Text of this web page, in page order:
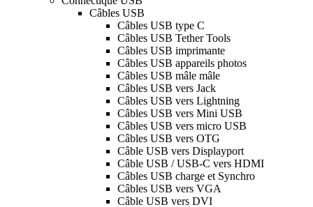
Câbles USB
Câbles USB type C
Câbles USB Tether Tools
Câbles USB imprimante
Câbles USB appareils photos
Câbles USB mâle mâle
Câbles USB vers Jack
Câbles USB vers Lightning
Câbles USB vers Mini USB
Câbles USB vers micro USB
Câbles USB vers OTG
Câble USB vers Displayport
Câble USB / USB-C vers HDMI
Câbles USB charge et Synchro
Câbles USB vers VGA
Câble USB vers DVI